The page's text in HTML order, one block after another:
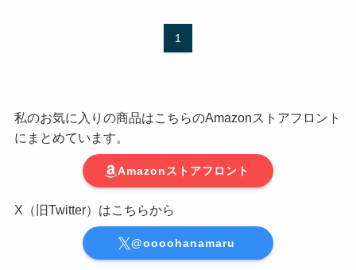
1
私のお気に入りの商品はこちらのAmazonストアフロント
にまとめています。
Amazonストアフロント
X（旧Twitter）はこちらから
@oooohanamaru